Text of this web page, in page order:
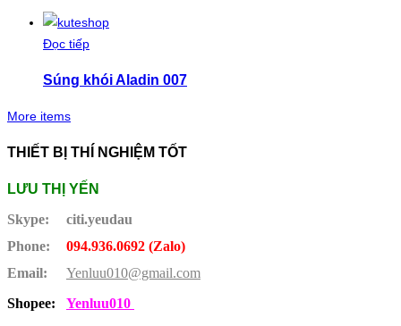
Đọc tiếp
Súng khói Aladin 007
More items
THIẾT BỊ THÍ NGHIỆM TỐT
LƯU THỊ YẾN
Skype:
citi.yeudau
Phone:
094.936.0692 (Zalo)
Email:
Yenluu010@gmail.com
Shopee:
Yenluu010